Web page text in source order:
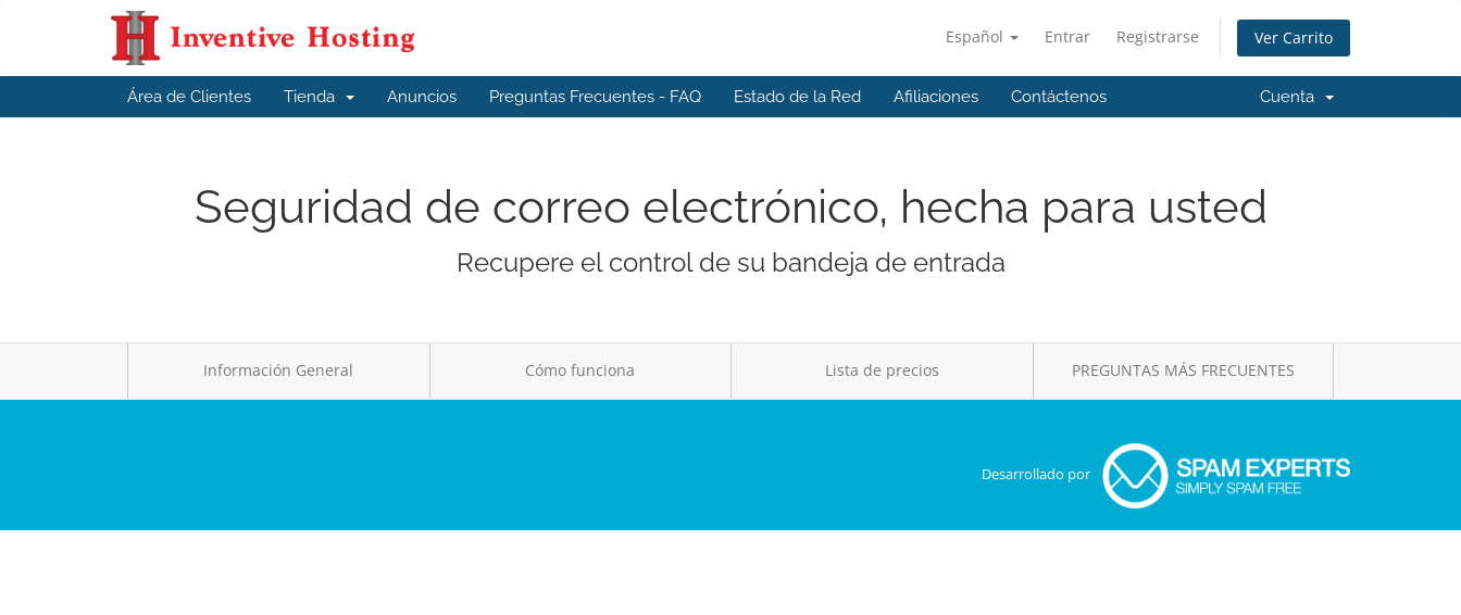
Español Entrar Registrarse Ver Carrito
Área de Clientes Tienda Anuncios Preguntas Frecuentes - FAQ Estado de la Red Afiliaciones Contáctenos Cuenta
Seguridad de correo electrónico, hecha para usted
Recupere el control de su bandeja de entrada
Información General Cómo funciona Lista de precios PREGUNTAS MÁS FRECUENTES
Desarrollado por